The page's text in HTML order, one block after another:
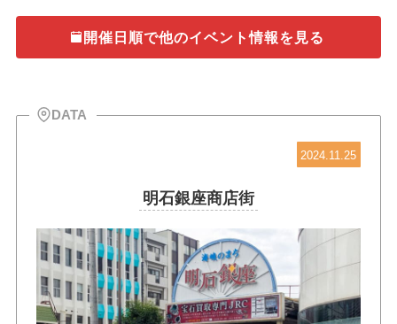
開催日順で他のイベント情報を見る
DATA
2024.11.25
明石銀座商店街